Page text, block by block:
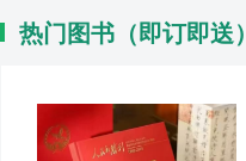
热门图书（即订即送）